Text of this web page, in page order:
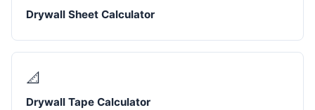
Drywall Sheet Calculator
📐
Drywall Tape Calculator